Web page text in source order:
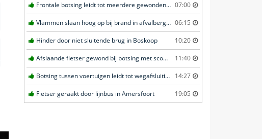
Frontale botsing leidt tot meerdere gewonden in Bunschoten-Spakenburg 07:00
Vlammen slaan hoog op bij brand in afvalberg in Amersfoort 06:15
Hinder door niet sluitende brug in Boskoop 10:20
Afslaande fietser gewond bij botsing met scooterrijder in Katwijk 11:40
Botsing tussen voertuigen leidt tot wegafsluiting in Ommen 14:27
Fietser geraakt door lijnbus in Amersfoort 19:05